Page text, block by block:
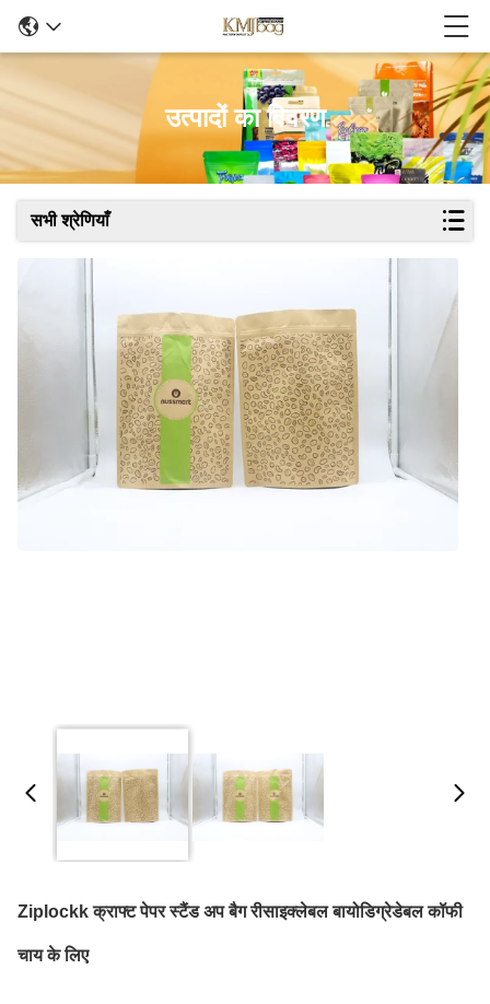
उत्पादों का विवरण
सभी श्रेणियाँ
Ziplockk क्राफ्ट पेपर स्टैंड अप बैग रीसाइक्लेबल बायोडिग्रेडेबल कॉफी
चाय के लिए